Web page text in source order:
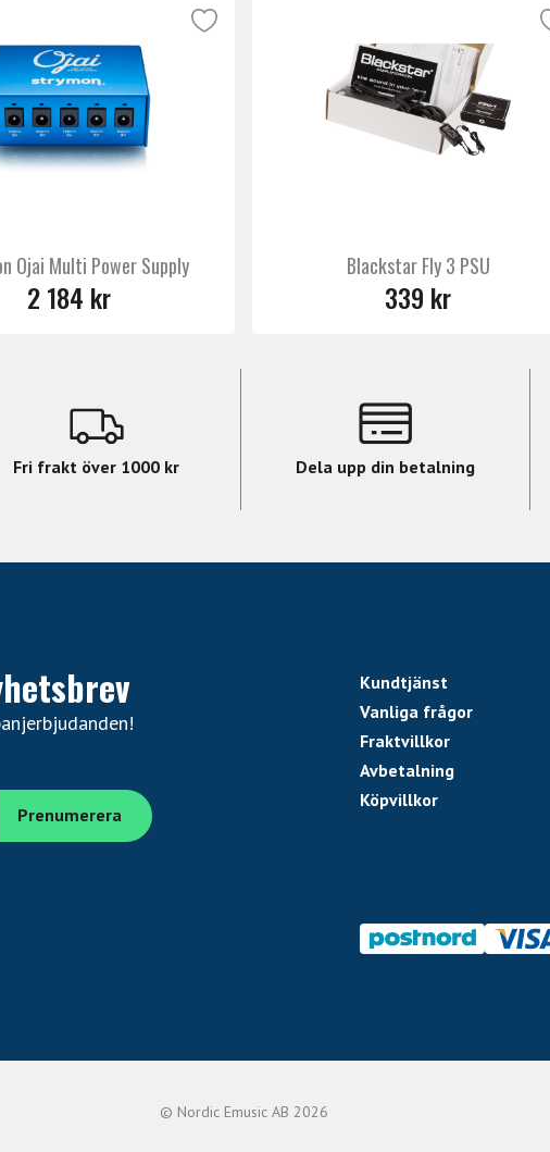
Ojai Multi Power Supply
2 184 kr
Blackstar Fly 3 PSU
339 kr
Fri frakt över 1000 kr Dela upp din betalning
Kundtjänst
Vanliga frågor
Fraktvillkor
Avbetalning
Köpvillkor
© Nordic Emusic AB 2026